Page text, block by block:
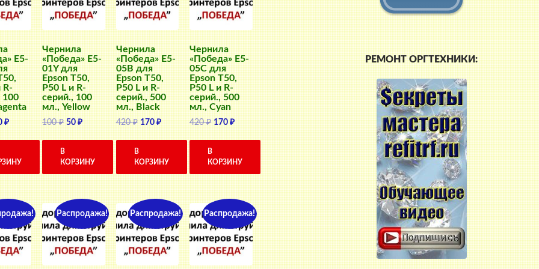
E5-
R-
100
₽.
₽Текущая
цена:
Чернила
«Победа» E5-
01Y для
Epson T50,
P50 L и R-
серий., 100
мл., Yellow
100₽ Первоначальная
цена
100 ₽.
50₽Текущая
цена:
В
КОРЗИНУ
Чернила
«Победа» E5-
05B для
Epson T50,
P50 L и R-
серий., 500
мл., Black
420₽ Первоначальная
цена
420 ₽.
170₽Текущая
цена:
В
КОРЗИНУ
Чернила
«Победа» E5-
05C для
Epson T50,
P50 L и R-
серий., 500
мл., Cyan
420₽ Первоначальная
цена
420 ₽.
170₽Текущая
цена:
В
КОРЗИНУ
Распродажа! Распродажа! Распродажа!
РЕМОНТ ОРГТЕХНИКИ: